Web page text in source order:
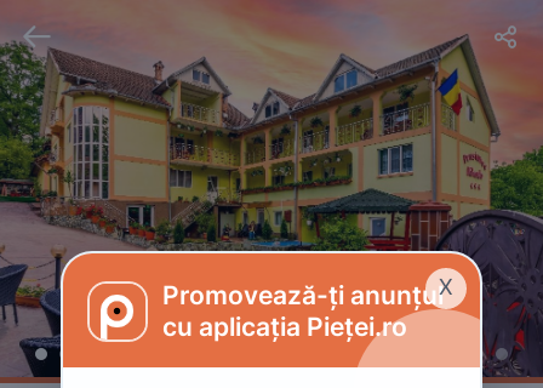
 
X
Promovează-ți anunțul
cu aplicația Pieței.ro